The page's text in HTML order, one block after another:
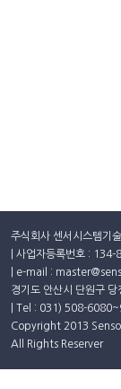
주식회사 센서시스템기
| 사업자등록번호 :
| e-mail :
경기도 안산시 단원구
| Tel : 031) 508-
Copyright 2013
All Rights Reserver